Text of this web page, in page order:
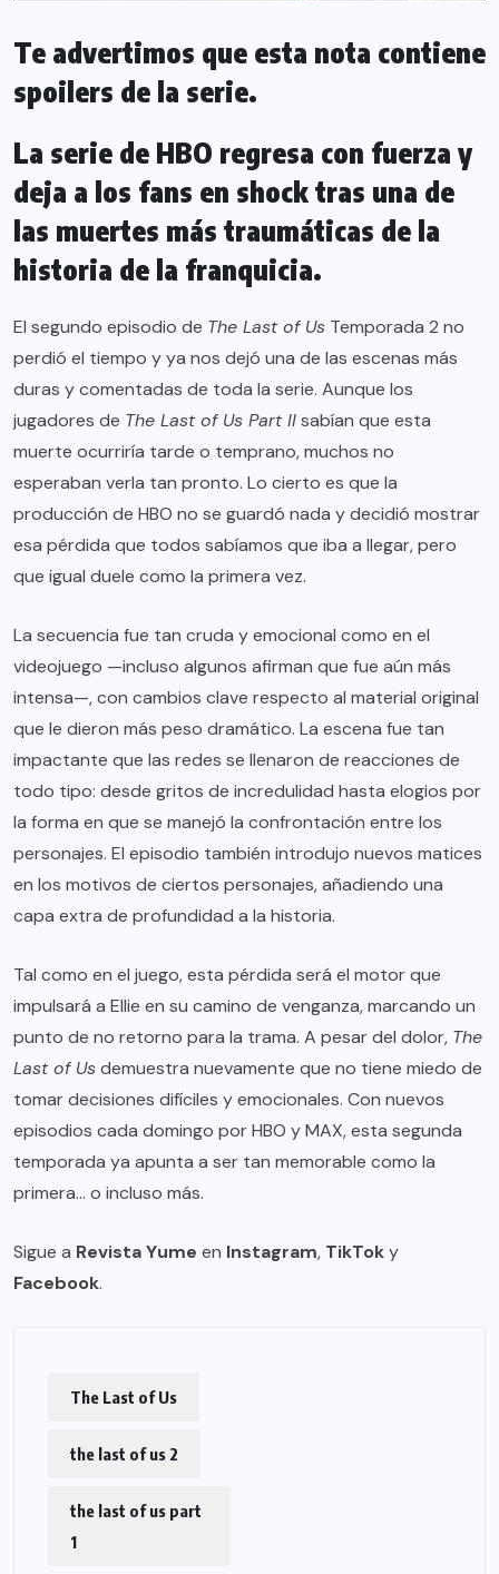
Te advertimos que esta nota contiene
spoilers de la serie.
La serie de HBO regresa con fuerza y
deja a los fans en shock tras una de
las muertes más traumáticas de la
historia de la franquicia.
El segundo episodio de The Last of Us Temporada 2 no
perdió el tiempo y ya nos dejó una de las escenas más
duras y comentadas de toda la serie. Aunque los
jugadores de The Last of Us Part IIsabían que esta
muerte ocurriría tarde o temprano, muchos no
esperaban verla tan pronto. Lo cierto es que la
producción de HBO no se guardó nada y decidió mostrar
esa pérdida que todos sabíamos que iba a llegar, pero
que igual duele como la primera vez.
La secuencia fue tan cruda y emocional como en el
videojuego —incluso algunos afirman que fue aún más
intensa—, con cambios clave respecto al material original
que le dieron más peso dramático. La escena fue tan
impactante que las redes se llenaron de reacciones de
todo tipo: desde gritos de incredulidad hasta elogios por
la forma en que se manejó la confrontación entre los
personajes. El episodio también introdujo nuevos matices
en los motivos de ciertos personajes, añadiendo una
capa extra de profundidad a la historia.
Tal como en el juego, esta pérdida será el motor que
impulsará a Ellie en su camino de venganza, marcando un
punto de no retorno para la trama. A pesar del dolor, The
Last of Usdemuestra nuevamente que no tiene miedo de
tomar decisiones difíciles y emocionales. Con nuevos
episodios cada domingo por HBO y MAX, esta segunda
temporada ya apunta a ser tan memorable como la
primera… o incluso más.
Sigue a Revista Yume en Instagram, TikToky
Facebook.
The Last of Us
the last of us 2
the last of us part
1